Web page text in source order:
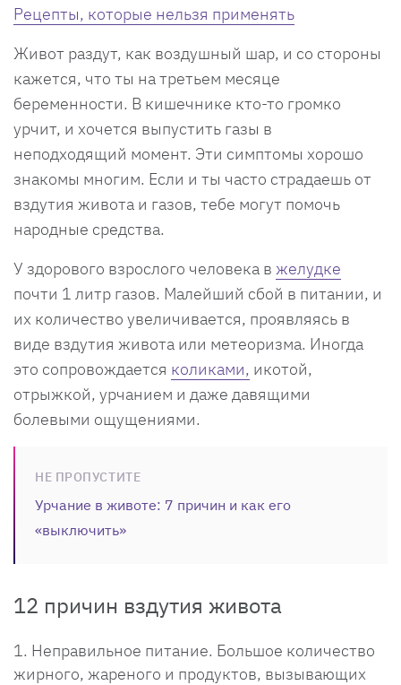
Рецепты, которые нельзя применять
Живот раздут, как воздушный шар, и со стороны
кажется, что ты на третьем месяце
беременности. В кишечнике кто-то громко
урчит, и хочется выпустить газы в
неподходящий момент. Эти симптомы хорошо
знакомы многим. Если и ты часто страдаешь от
вздутия живота и газов, тебе могут помочь
народные средства.
У здорового взрослого человека в желудке
почти 1 литр газов. Малейший сбой в питании, и
их количество увеличивается, проявляясь в
виде вздутия живота или метеоризма. Иногда
это сопровождается коликами, икотой,
отрыжкой, урчанием и даже давящими
болевыми ощущениями.
НЕ ПРОПУСТИТЕ
Урчание в животе: 7 причин и как его
«выключить»
12 причин вздутия живота
Неправильное питание. Большое количество
жирного, жареного и продуктов, вызывающих